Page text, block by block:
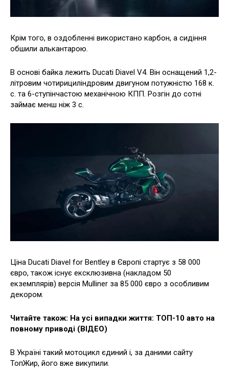
Крім того, в оздобленні використано карбон, а сидіння
обшили алькантарою.
В основі байка лежить Ducati Diavel V4. Він оснащений 1,2-
літровим чотирициліндровим двигуном потужністю 168 к.
с. та 6-ступінчастою механічною КПП. Розгін до сотні
займає менш ніж 3 с.
Ціна Ducati Diavel for Bentley в Європі стартує з 58 000
євро, також існує ексклюзивна (накладом 50
екземплярів) версія Mulliner за 85 000 євро з особливим
декором.
Читайте також: На усі випадки життя: ТОП-10 авто на
повному приводі (ВІДЕО)
В Україні такий мотоцикл єдиний і, за даними сайту
ТопЖир, його вже викупили.